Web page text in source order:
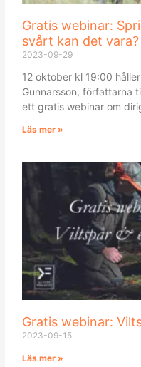
Gratis webinar:
svårt kan det vara?
2023-09-29
12 oktober kl 19:00
Gunnarsson, författarna
ett gratis webinar om
Läs mer »
Gratis webinar:
2023-09-15
Läs mer »